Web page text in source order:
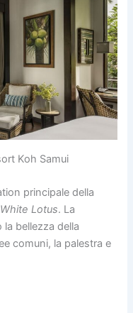
Koh Samui
principale della
Lotus. La
bellezza della
comuni, la palestra e